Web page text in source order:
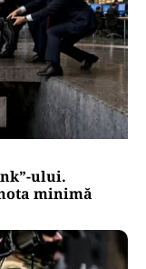
ului.
minimă